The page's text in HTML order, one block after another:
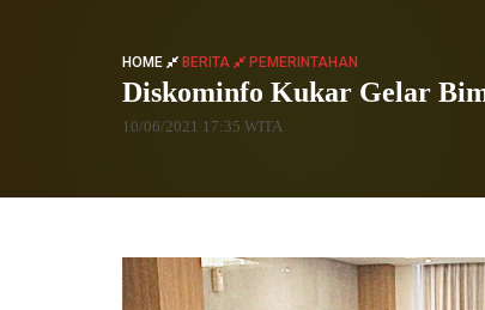
HOME BERITA PEMERINTAHAN
Diskominfo Kukar Gelar
10/06/2021 17:35 WITA